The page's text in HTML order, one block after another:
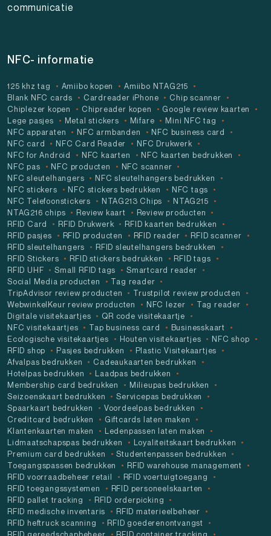
communicatie
NFC- informatie
125 khz tag Amiibo kopen
Amiibo NTAG215
Blank NFC cards
Cardreader iPhone
Chip scanner
Chiplezer kopen
Chipreader kopen
Google review kaarten
Lege pasjes
Metal stickers Mifare
Mini NFC tag
NFC apparaten
NFC armbanden
NFC business card
NFC card
NFC Card Reader
NFC Drukwerk
NFC for Android
NFC kaarten
NFC kaarten bedrukken
NFC pas
NFC producten
NFC scanner
NFC sleutelhangers
NFC sleutelhangers bedrukken
NFC stickers
NFC stickers bedrukken
NFC tags
NFC Telefoonstickers
NTAG213 Chips
NTAG215
NTAG216 chips
Review kaart
Review producten
RFID Card
RFID Drukwerk
RFID kaarten bedrukken
RFID pasjes
RFID producten RFID reader
RFID scanner
RFID sleutelhangers
RFID sleutelhangers bedrukken
RFID Stickers
RFID stickers bedrukken
RFID tags
RFID UHF
Small RFID tags
Smartcard reader
Social Media producten
Tag reader
TripAdvisor review producten
Trustpilot review producten
WebwinkelKeur review producten
NFC lezer
Tag reader
Digitale visitekaartjes
QR code visitekaartje
NFC visitekaartjes
Tap business card
Businesskaart
Ecologische visitekaartjes
Houten visitekaartjes
NFC shop
RFID shop
Pasjes bedrukken
Plastic Visitekaartjes
Afvalpas bedrukken
Cadeaukaarten bedrukken
Hotelpas bedrukken
Laadpas bedrukken
Membership card bedrukken
Milieupas bedrukken
Seizoenskaart bedrukken
Servicepas bedrukken
Spaarkaart bedrukken
Voordeelpas bedrukken
Creditcard bedrukken
Giftcards laten maken
Klantenkaarten maken
Ledenpassen laten maken
Lidmaatschapspas bedrukken
Loyaliteitskaart bedrukken
Premium card bedrukken
Studentenpassen bedrukken
Toegangspassen bedrukken
RFID warehouse management
RFID voorraadbeheer retail
RFID voertuigtoegang
RFID toegangssystemen
RFID personeelskaarten
RFID pallet tracking
RFID orderpicking
RFID medische inventaris
RFID materieelbeheer
RFID heftruck scanning
RFID goederenontvangst